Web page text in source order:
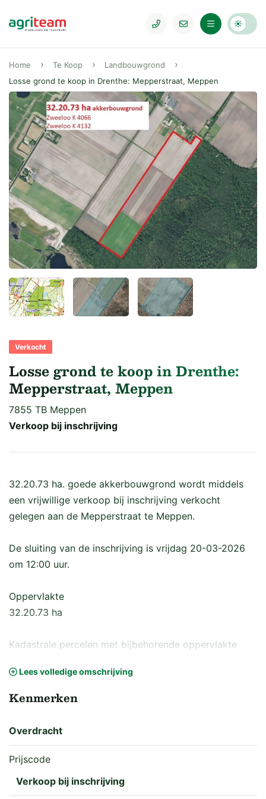
Home Te Koop
Landbouwgrond
Losse grond te koop in Drenthe: Mepperstraat, Meppen
Verkocht
Losse grond te koop in Drenthe:
Mepperstraat, Meppen
7855 TB Meppen
Verkoop bij inschrijving
32.20.73 ha. goede akkerbouwgrond wordt middels
een vrijwillige verkoop bij inschrijving verkocht
gelegen aan de Mepperstraat te Meppen.
De sluiting van de inschrijving is vrijdag 20-03-2026
om 12:00 uur.
Oppervlakte
32.20.73 ha
Kadastrale percelen met bijbehorende oppervlakte
Zweeloo K 4132: 22.09.18 ha
-Veldpodzolgrond, leemarm en zwak lemig fijn zand
-Veldpodzolgrond, lemig fijn zand (Hn23);
een moerige tussenlaag (iWp)
Lees volledige omschrijving
Kenmerken
Overdracht
Prijscode
Verkoop bij inschrijving